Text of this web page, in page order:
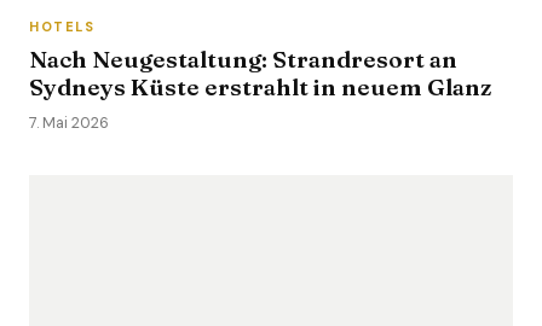
HOTELS
Nach Neugestaltung: Strandresort an
Sydneys Küste erstrahlt in neuem Glanz
7. Mai 2026